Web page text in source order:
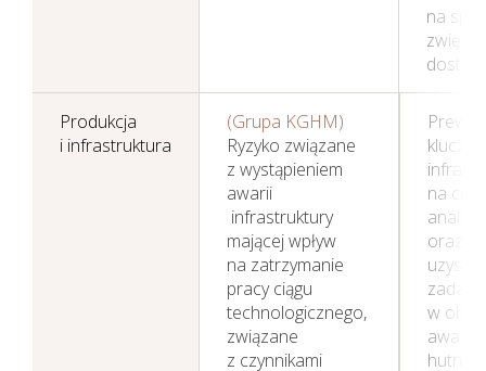
na
Produkcja
i infrastruktura
(Grupa KGHM)
Ryzyko związane
z wystąpieniem
awarii
infrastruktury
mającej wpływ
na zatrzymanie
pracy ciągu
technologicznego,
związane
z czynnikami
na
oraz
w